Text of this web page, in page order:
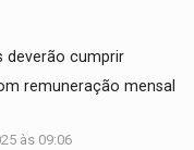
deverão cumprir
remuneração mensal
às 09:06